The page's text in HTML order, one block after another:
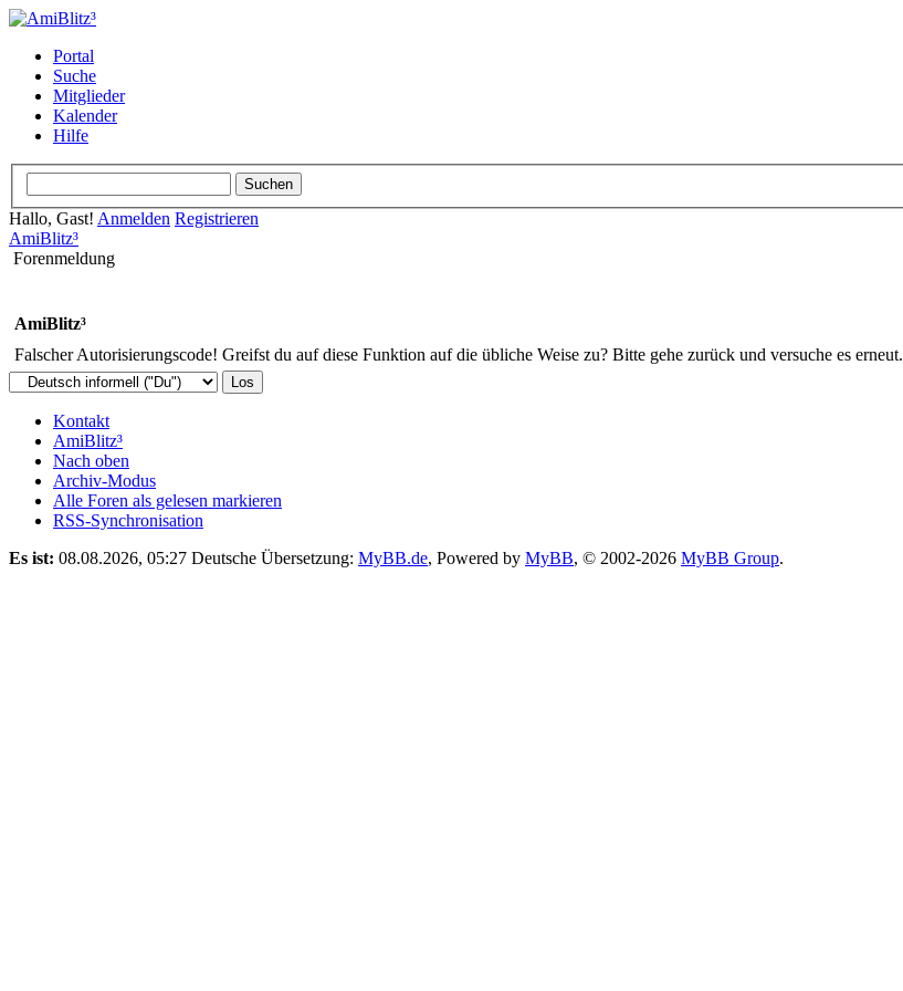
Portal
Suche
Mitglieder
Kalender
Hilfe
Hallo, Gast! Anmelden Registrieren
AmiBlitz³
Forenmeldung
AmiBlitz³
Falscher Autorisierungscode! Greifst du auf diese Funktion auf die übliche Weise zu? Bitte gehe zurück und versuche es erneut.
Kontakt
AmiBlitz³
Nach oben
Archiv-Modus
Alle Foren als gelesen markieren
RSS-Synchronisation
Es ist: 08.08.2026, 05:27 Deutsche Übersetzung: MyBB.de, Powered by MyBB, © 2002-2026 MyBB Group.